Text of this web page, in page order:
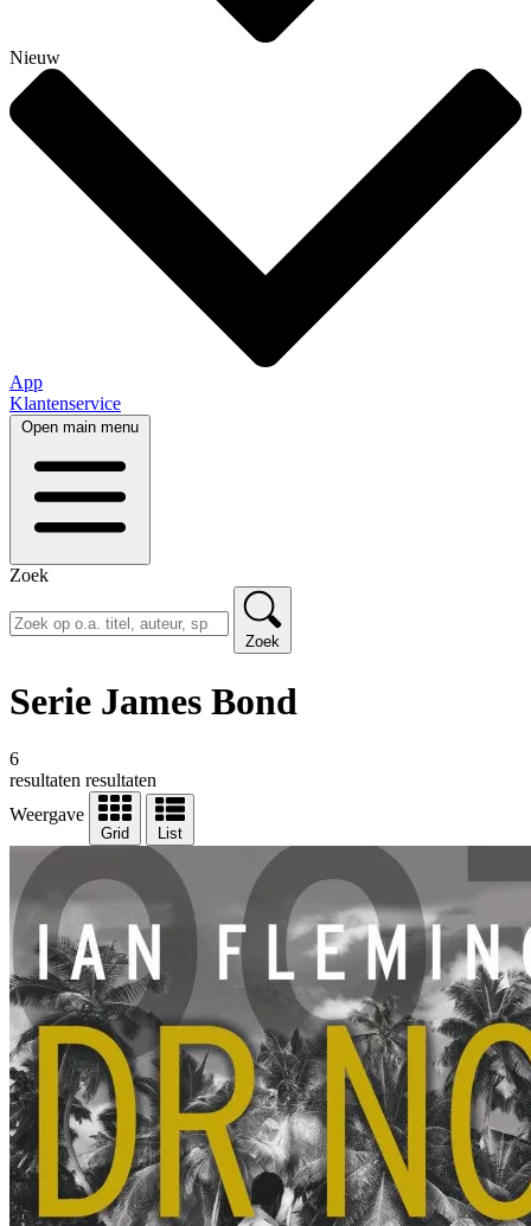
Nieuw
App
Klantenservice
Open main menu
Zoek
Zoek
Serie James Bond
6
resultaten resultaten
Weergave
Grid List